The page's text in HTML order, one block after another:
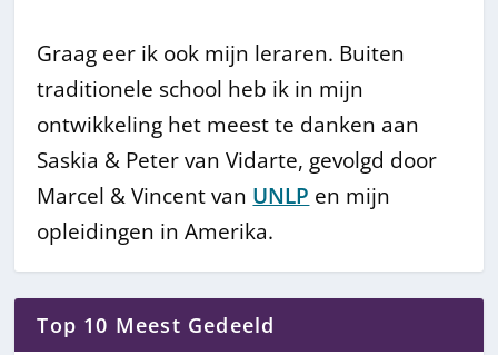
Graag eer ik ook mijn leraren. Buiten
traditionele school heb ik in mijn
ontwikkeling het meest te danken aan
Saskia & Peter van Vidarte, gevolgd door
Marcel & Vincent van UNLP en mijn
opleidingen in Amerika.
Top 10 Meest Gedeeld